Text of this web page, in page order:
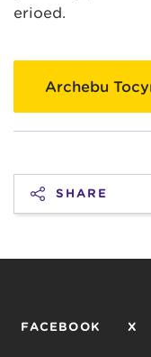
erioed.
Archebu
SHARE
FACEBOOK X